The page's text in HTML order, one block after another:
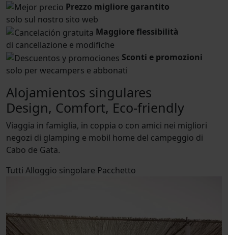
Prezzo migliore garantito
solo sul nostro sito web
Maggiore flessibilità
di cancellazione e modifiche
Sconti e promozioni
solo per wecampers e abbonati
Alojamientos singulares
Design, Comfort, Eco-friendly
Viaggia in famiglia, in coppia o con amici nei migliori
negozi di glamping e mobil home del campeggio di
Cabo de Gata.
Tutti Alloggio singolare Pacchetto